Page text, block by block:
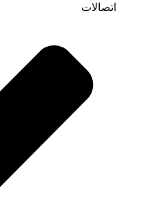
اتصالات